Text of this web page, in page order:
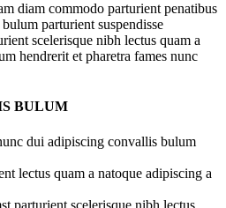
diam commodo parturient penatibus
parturient suspendisse
scelerisque nibh lectus quam a
hendrerit et pharetra fames nunc
BULUM
dui adipiscing convallis bulum
lectus quam a natoque adipiscing a
parturient scelerisque nibh lectus.